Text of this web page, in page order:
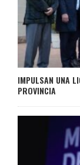
IMPULSAN UNA
PROVINCIA